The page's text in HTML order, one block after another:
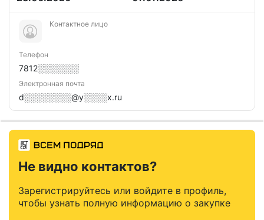
Контактное лицо
Телефон
7812░░░░░░░
Электронная почта
d░░░░░░░░@y░░░░x.ru
Не видно контактов?
Зарегистрируйтесь или войдите в профиль,
чтобы узнать полную информацию о закупке